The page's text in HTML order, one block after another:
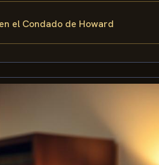
el Condado de Howard